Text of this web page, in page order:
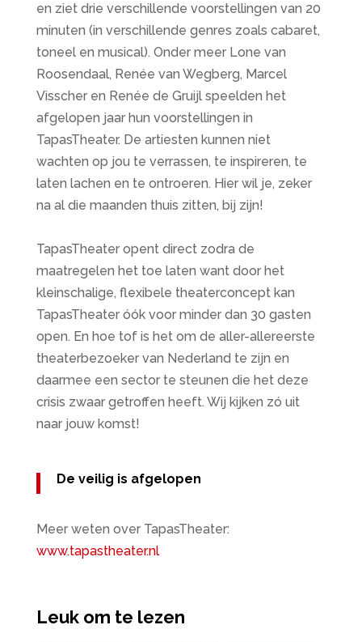
en ziet drie verschillende voorstellingen van 20
minuten (in verschillende genres zoals cabaret,
toneel en musical). Onder meer Lone van
Roosendaal, Renée van Wegberg, Marcel
Visscher en Renée de Gruijl speelden het
afgelopen jaar hun voorstellingen in
TapasTheater. De artiesten kunnen niet
wachten op jou te verrassen, te inspireren, te
laten lachen en te ontroeren. Hier wil je, zeker
na al die maanden thuis zitten, bij zijn!
TapasTheater opent direct zodra de
maatregelen het toe laten want door het
kleinschalige, flexibele theaterconcept kan
TapasTheater óók voor minder dan 30 gasten
open. En hoe tof is het om de aller-allereerste
theaterbezoeker van Nederland te zijn en
daarmee een sector te steunen die het deze
crisis zwaar getroffen heeft. Wij kijken zó uit
naar jouw komst!
De veilig is afgelopen
Meer weten over TapasTheater:
www.tapastheater.nl
Leuk om te lezen